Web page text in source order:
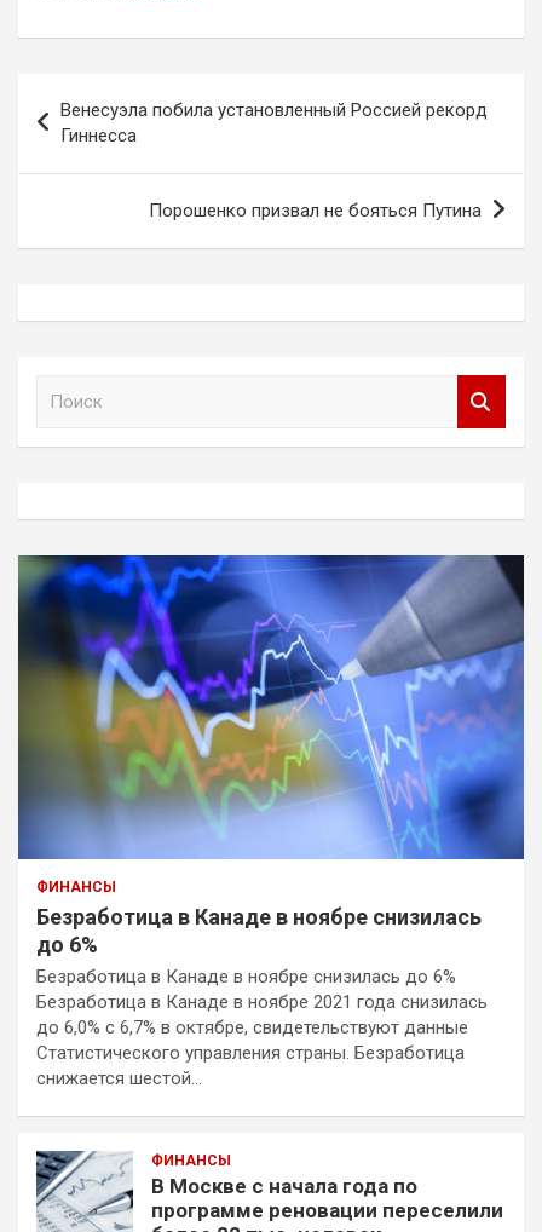
по
записям
Венесуэла побила установленный Россией рекорд
Гиннесса
Порошенко призвал не бояться Путина
ФИНАНСЫ
Безработица в Канаде в ноябре снизилась
до 6%
Безработица в Канаде в ноябре снизилась до 6%
Безработица в Канаде в ноябре 2021 года снизилась
до 6,0% с 6,7% в октябре, свидетельствуют данные
Статистического управления страны. Безработица
снижается шестой…
ФИНАНСЫ
В Москве с начала года по
программе реновации переселили